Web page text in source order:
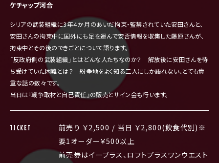
ケチャップ河合
シリアの武装組織に3年４か月のあいだ拘束・監禁されていた安田さんと、
安田さんの拘束中に国外にも足を運んで安否情報を収集した藤原さんが、
拘束中とその後のできごとについて語ります。
「反政府側の武装組織」とはどんな人たちなのか？ 解放後に安田さんを待
ち受けていた困難とは？ 紛争地をよく知る二人にしか語れない、とても貴
重な話の数々です。
当日は『戦争取材と自己責任』の販売とサイン会も行います。
TICKET
前売り ￥2,500 / 当日 ￥2,800(飲食代別)※
要1オーダー￥500以上
前売券はイープラス、ロフトプラスワンウエスト